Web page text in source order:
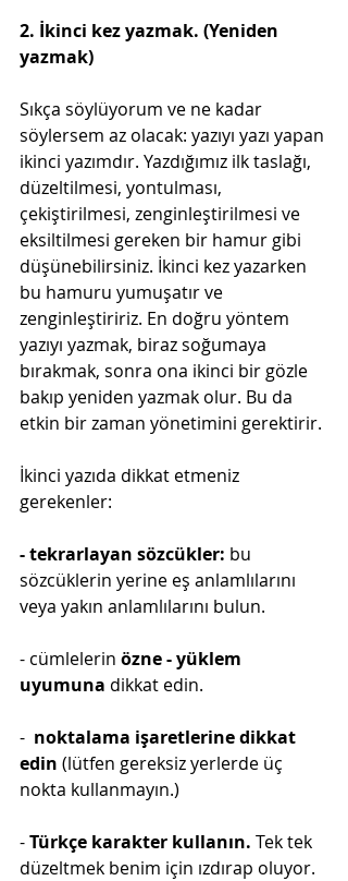
2. İkinci kez yazmak. (Yeniden
yazmak)
Sıkça söylüyorum ve ne kadar
söylersem az olacak: yazıyı yazı yapan
ikinci yazımdır. Yazdığımız ilk taslağı,
düzeltilmesi, yontulması,
çekiştirilmesi, zenginleştirilmesi ve
eksiltilmesi gereken bir hamur gibi
düşünebilirsiniz. İkinci kez yazarken
bu hamuru yumuşatır ve
zenginleştiririz. En doğru yöntem
yazıyı yazmak, biraz soğumaya
bırakmak, sonra ona ikinci bir gözle
bakıp yeniden yazmak olur. Bu da
etkin bir zaman yönetimini gerektirir.
İkinci yazıda dikkat etmeniz
gerekenler:
- tekrarlayan sözcükler: bu
sözcüklerin yerine eş anlamlılarını
veya yakın anlamlılarını bulun.
- cümlelerin özne - yüklem
uyumuna dikkat edin.
- noktalama işaretlerine dikkat
edin (lütfen gereksiz yerlerde üç
nokta kullanmayın.)
- Türkçe karakter kullanın. Tek tek
düzeltmek benim için ızdırap oluyor.